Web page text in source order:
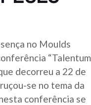
no Moulds
“Talentum
decorreu a 22 de
se no tema da
conferência se